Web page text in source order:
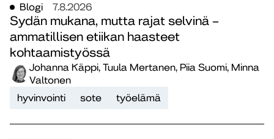
Blogi 7.8.2026
Sydän mukana, mutta rajat selvinä –
ammatillisen etiikan haasteet
kohtaamistyössä
Johanna Käppi, Tuula Mertanen, Piia Suomi, Minna
Valtonen
hyvinvointi
sote työelämä